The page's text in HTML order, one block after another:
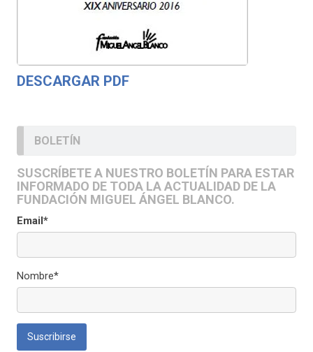
DESCARGAR PDF
BOLETÍN
SUSCRÍBETE A NUESTRO BOLETÍN PARA ESTAR
INFORMADO DE TODA LA ACTUALIDAD DE LA
FUNDACIÓN MIGUEL ÁNGEL BLANCO.
Email*
Nombre*